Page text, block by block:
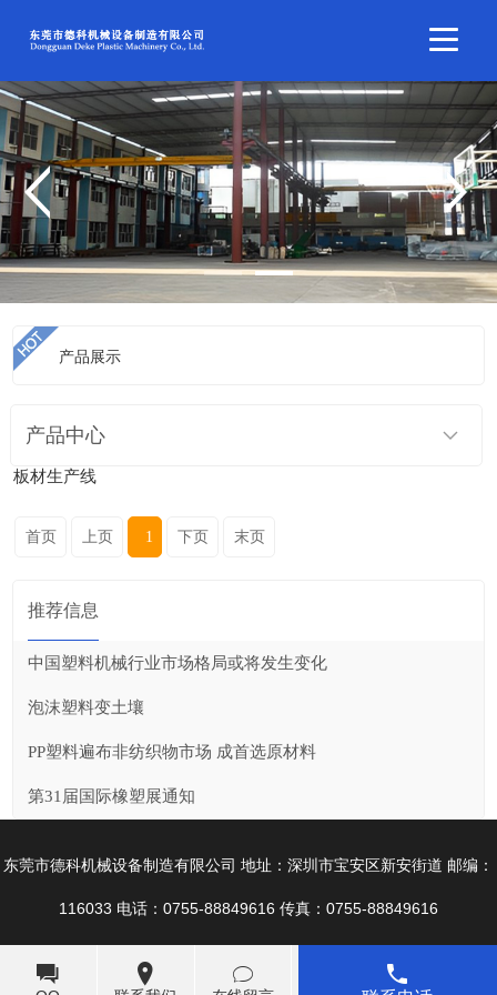
产品展示
板材生产线
产品中心
首页 上页 1 下页 末页
推荐信息
中国塑料机械行业市场格局或将发生变化
泡沫塑料变土壤
PP塑料遍布非纺织物市场 成首选原材料
第31届国际橡塑展通知
东莞市德科机械设备制造有限公司 地址：深圳市宝安区新安街道 邮编：
116033 电话：0755-88849616 传真：0755-88849616